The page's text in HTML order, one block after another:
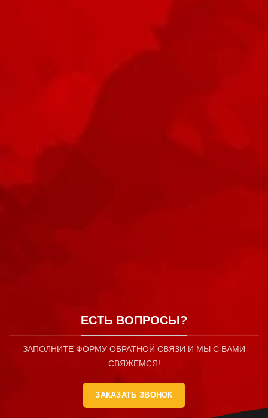
ЕСТЬ ВОПРОСЫ?
ЗАПОЛНИТЕ ФОРМУ ОБРАТНОЙ СВЯЗИ И МЫ С ВАМИ
СВЯЖЕМСЯ!
ЗАКАЗАТЬ ЗВОНОК